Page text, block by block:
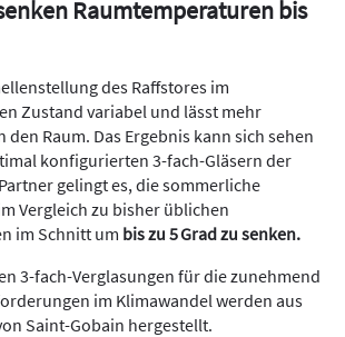
Raumtemperaturen bis
des Raffstores im
Zustand variabel und lässt mehr
Raum. Das Ergebnis kann sich sehen
konfigurierten 3-fach-Gläsern der
gelingt es, die sommerliche
Vergleich zu bisher üblichen
im Schnitt um bis zu 5 Grad zu senken.
3-fach-Verglasungen für die zunehmend
im Klimawandel werden aus
Saint-Gobain hergestellt.